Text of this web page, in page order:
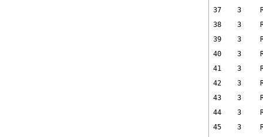
37
3
38
3
39
3
40
3
41
3
42
3
43
3
44
3
45
3